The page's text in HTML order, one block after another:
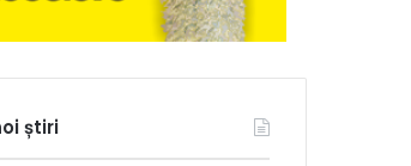
știri